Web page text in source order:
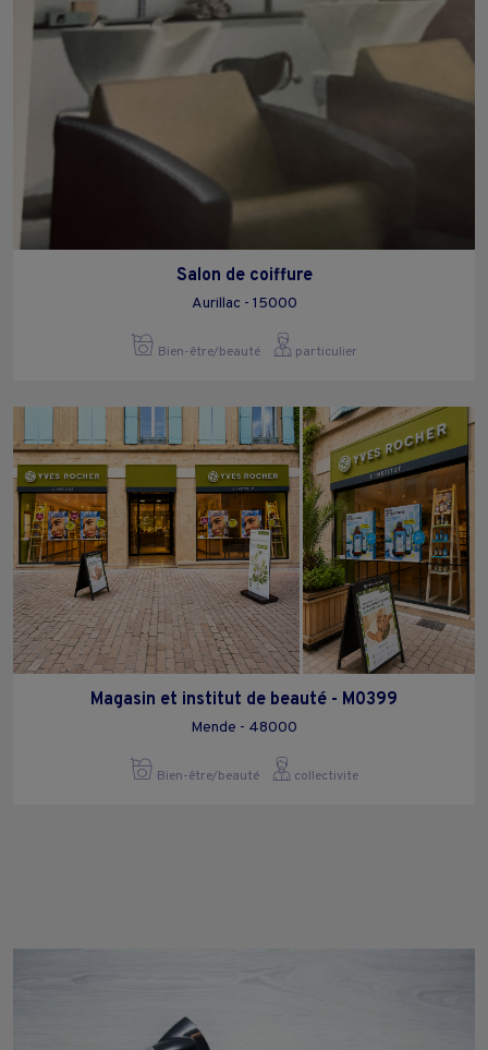
Salon de coiffure
Aurillac - 15000
Bien-être/beauté particulier
Magasin et institut de beauté - M0399
Mende - 48000
Bien-être/beauté collectivite